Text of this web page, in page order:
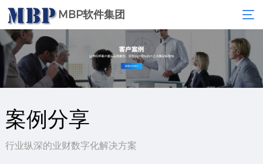
MBP软件集团
案例分享
行业纵深的业财数字化解决方案